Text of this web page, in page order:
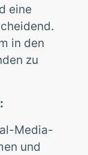
eine
in den
zu
Media-
und